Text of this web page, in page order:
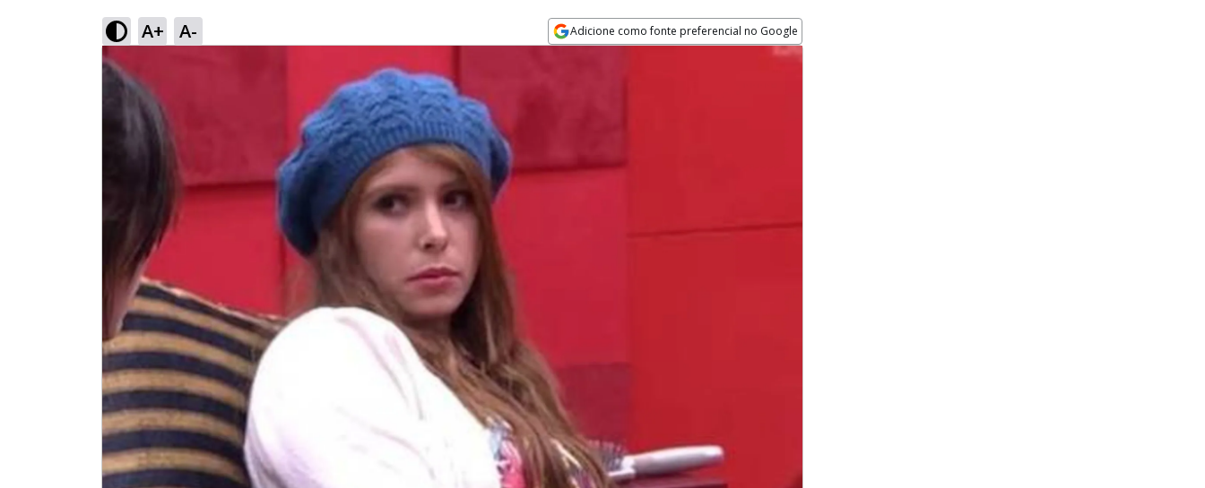
A+ A- Adicione como fonte preferencial no Google